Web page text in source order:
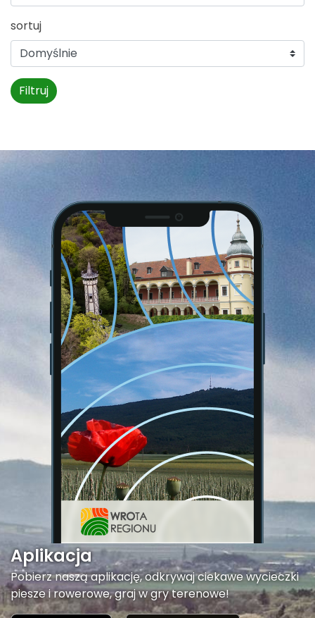
sortuj
Filtruj
Aplikacja
Pobierz naszą aplikację, odkrywaj ciekawe wycieczki
piesze i rowerowe, graj w gry terenowe!